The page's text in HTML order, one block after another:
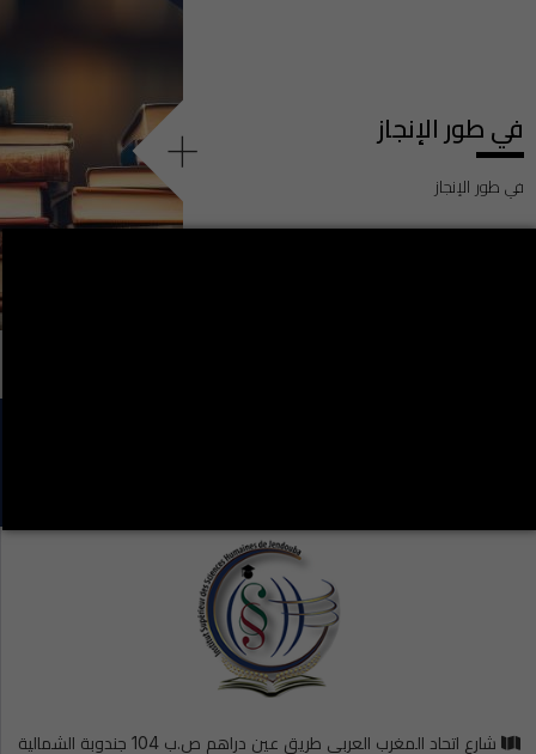
في طور الإنجاز
في طور الإنجاز
+
شارع اتحاد المغرب العربي طريق عين دراهم ص.ب 104 جندوبة الشمالية